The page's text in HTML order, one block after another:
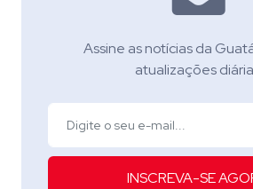
Assine as notícias da
atualizações
INSCREVA-SE